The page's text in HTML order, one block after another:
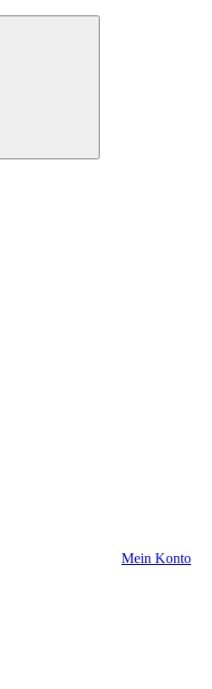
Mein Konto